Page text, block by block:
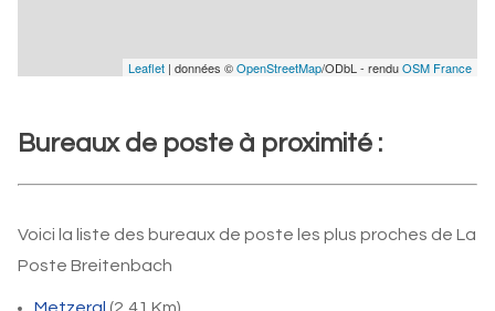
Leaflet | données ©OpenStreetMap/ODbL - renduOSM France
Bureaux de poste à proximité :
Voici la liste des bureaux de poste les plus proches de La
Poste Breitenbach